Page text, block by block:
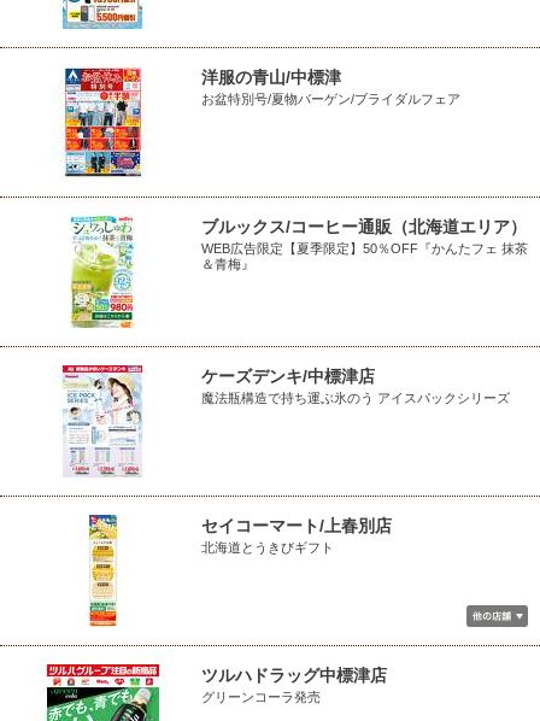
洋服の青山/中標津
お盆特別号/夏物バーゲン/ブライダルフェア
ブルックス/コーヒー通販（北海道エリア）
WEB広告限定【夏季限定】50％OFF『かんたフェ 抹茶
＆青梅』
ケーズデンキ/中標津店
魔法瓶構造で持ち運ぶ氷のう アイスパックシリーズ
セイコーマート/上春別店
北海道とうきびギフト
ツルハドラッグ中標津店
グリーンコーラ発売